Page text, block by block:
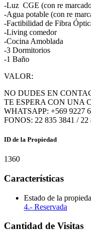
-Luz CGE (con re
-Agua potable (con re
-Factibilidad de Fibra
-Living comedor
-Cocina Amoblada
-3 Dormitorios
-1 Baño
VALOR:
NO DUDES EN
TE ESPERA CON
WHATSAPP: +569 9227
FONOS: 22 835 3841 / 22
ID de la Propiedad
1360
Características
Estado de la
4.- Reservada
Cantidad de Visitas